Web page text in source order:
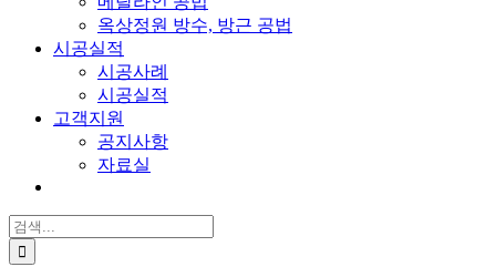
옥상정원 방수, 방근 공법
시공실적
시공사례
시공실적
고객지원
공지사항
자료실
검
색: